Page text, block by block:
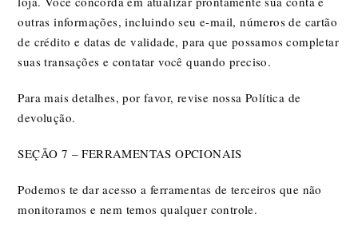
outras informações, incluindo seu e-mail, números de cartão
de crédito e datas de validade, para que possamos completar
suas transações e contatar você quando preciso.
Para mais detalhes, por favor, revise nossa Política de
devolução.
SEÇÃO 7 – FERRAMENTAS OPCIONAIS
Podemos te dar acesso a ferramentas de terceiros que não
monitoramos e nem temos qualquer controle.